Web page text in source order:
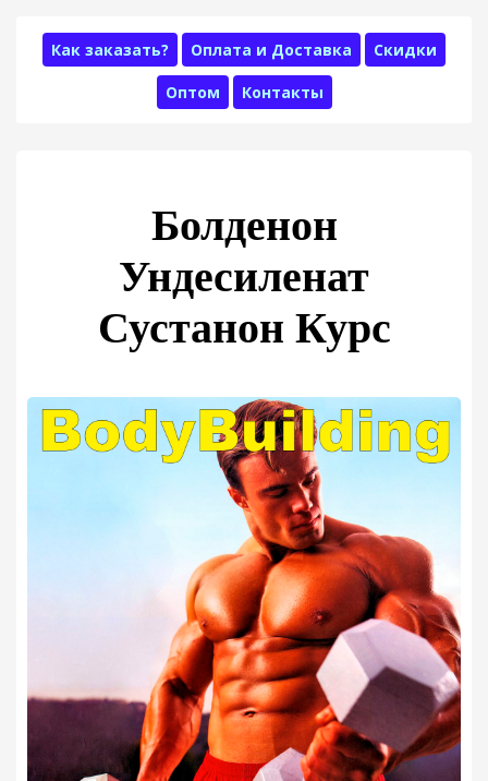
Как заказать? Оплата и Доставка Скидки
Оптом Контакты
Болденон
Ундесиленат
Сустанон Курс